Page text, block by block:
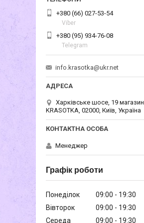
+380 (66) 027-53-54
Viber
+380 (95) 934-76-08
Telegram
info.krasotka@ukr.net
Харківське шосе, 19 магазин
KRASOTKA, 02000, Київ, Україна
Менеджер
Графік роботи
Понеділок 09:00
19:30
Вівторок
09:00
19:30
Середа
09:00 19:30